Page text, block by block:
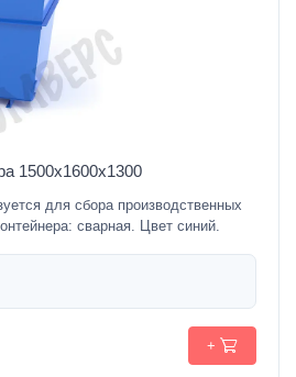
1500х1600х1300
для сбора производственных
сварная. Цвет синий.
+